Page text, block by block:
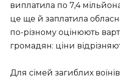
виплатила по 7,4
це ще й заплатила
по-різному оцінюють
громадян: ціни
Для сімей загиблих